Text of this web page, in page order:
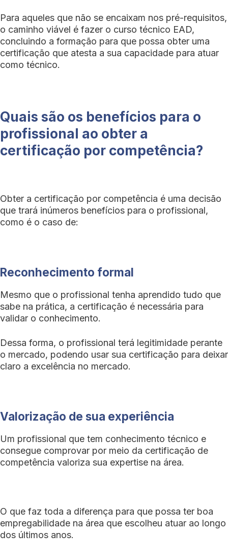
Para aqueles que não se encaixam nos pré-requisitos,
o caminho viável é fazer o curso técnico EAD,
concluindo a formação para que possa obter uma
certificação que atesta a sua capacidade para atuar
como técnico.
Quais são os benefícios para o
profissional ao obter a
certificação por competência?
Obter a certificação por competência é uma decisão
que trará inúmeros benefícios para o profissional,
como é o caso de:
Reconhecimento formal
Mesmo que o profissional tenha aprendido tudo que
sabe na prática, a certificação é necessária para
validar o conhecimento.
Dessa forma, o profissional terá legitimidade perante
o mercado, podendo usar sua certificação para deixar
claro a excelência no mercado.
Valorização de sua experiência
Um profissional que tem conhecimento técnico e
consegue comprovar por meio da certificação de
competência valoriza sua expertise na área.
O que faz toda a diferença para que possa ter boa
empregabilidade na área que escolheu atuar ao longo
dos últimos anos.